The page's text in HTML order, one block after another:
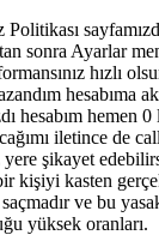
sonra Ayarlar
hızlı
hesabıma
hesabım hemen 0
iletince de
şikayet
kişiyi kasten
ve bu
yüksek oranları.